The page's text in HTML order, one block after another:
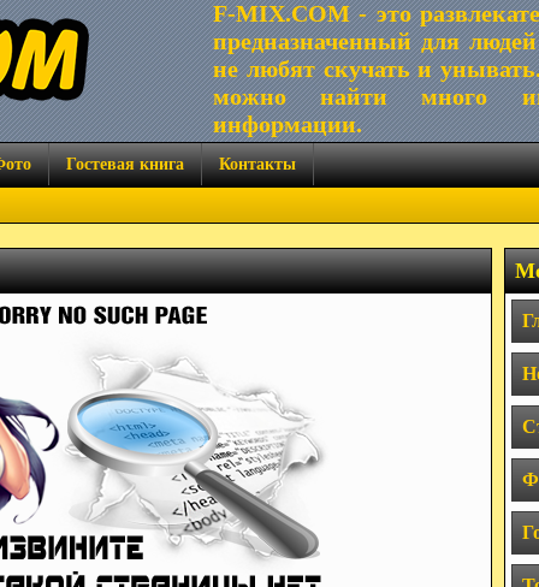
F-MIX.COM - это
предназначенный для
не любят скучать и
можно найти много
информации.
Гостевая книга Контакты